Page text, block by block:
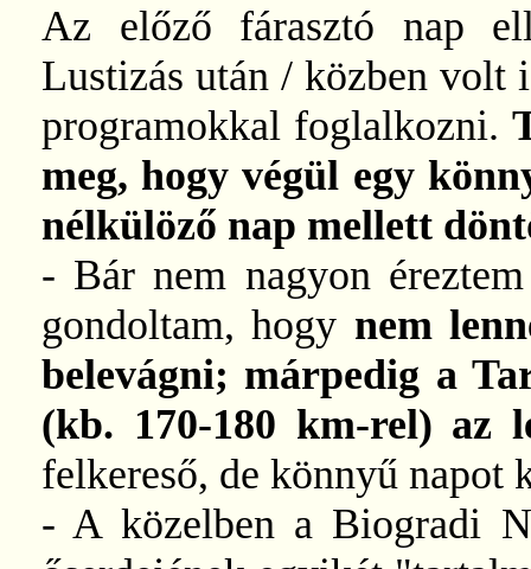
Az előző fárasztó nap
Lustizás után / közben volt
programokkal foglalkozni.
meg, hogy végül egy
nélkülöző nap mellett
- Bár nem nagyon
gondoltam, hogy nem
belevágni; márpedig a
(kb. 170-180 km-rel) az
felkereső, de könnyű napot
- A közelben a Biogradi